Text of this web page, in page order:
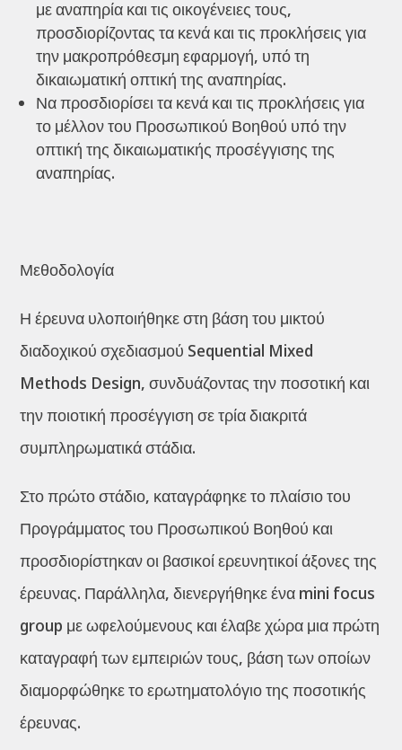
με αναπηρία και τις οικογένειες τους,
προσδιορίζοντας τα κενά και τις προκλήσεις για
την μακροπρόθεσμη εφαρμογή, υπό τη
δικαιωματική οπτική της αναπηρίας.
Να προσδιορίσει τα κενά και τις προκλήσεις για
το μέλλον του Προσωπικού Βοηθού υπό την
οπτική της δικαιωματικής προσέγγισης της
αναπηρίας.
Μεθοδολογία
Η έρευνα υλοποιήθηκε στη βάση του μικτού
διαδοχικού σχεδιασμού Sequential Mixed
Methods Design, συνδυάζοντας την ποσοτική και
την ποιοτική προσέγγιση σε τρία διακριτά
συμπληρωματικά στάδια.
Στο πρώτο στάδιο, καταγράφηκε το πλαίσιο του
Προγράμματος του Προσωπικού Βοηθού και
προσδιορίστηκαν οι βασικοί ερευνητικοί άξονες της
έρευνας. Παράλληλα, διενεργήθηκε ένα mini focus
group με ωφελούμενους και έλαβε χώρα μια πρώτη
καταγραφή των εμπειριών τους, βάση των οποίων
διαμορφώθηκε το ερωτηματολόγιο της ποσοτικής
έρευνας.